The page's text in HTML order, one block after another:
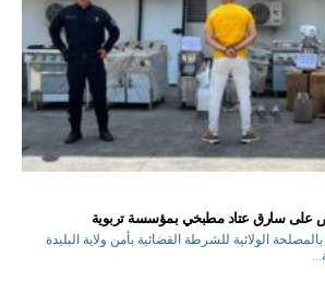
على سارق عتاد مطبخي بمؤسسة تربوية
بالمصلحة الولائية للشرطة القضائية بأمن ولاية البليدة